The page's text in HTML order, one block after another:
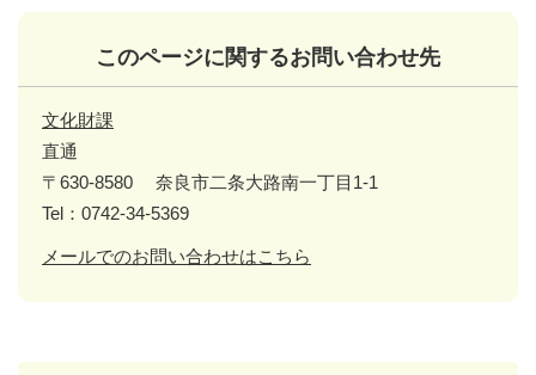
このページに関するお問い合わせ先
文化財課
直通
〒630-8580
奈良市二条大路南一丁目1-1
Tel：0742-34-5369
メールでのお問い合わせはこちら